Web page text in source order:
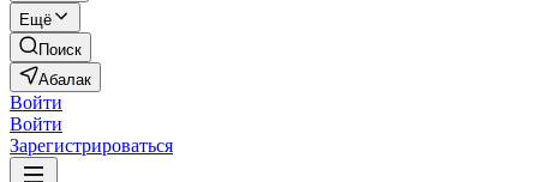
Ещё
Поиск
Абалак
Войти
Войти
Зарегистрироваться